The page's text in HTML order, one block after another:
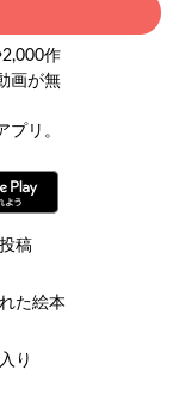
作
画が無
プリ。
稿
た絵本
り